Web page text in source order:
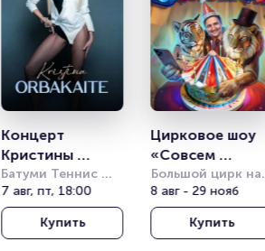
Концерт
Кристины
Орбакайте
Батуми Теннис
Клаб (Batumi
Tennis Club)
7 авг, пт, 18:00
Купить
Цирковое шоу
«Совсем
большой»
Большой цирк на
проспекте
Вернадского
8 авг - 29 нояб
Купить